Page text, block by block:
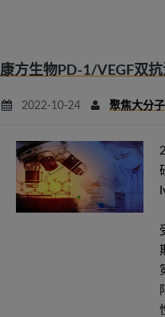
康方生物PD-1/VEGF双
2022-10-24 聚焦大分子